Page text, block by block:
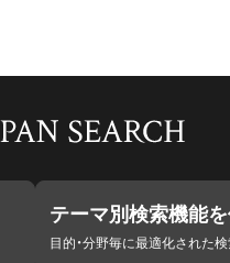
テーマ別検索機能を
目的・分野毎に最適化された